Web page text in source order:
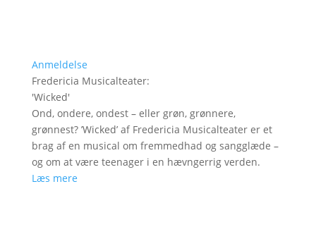
Anmeldelse
Fredericia Musicalteater:
'Wicked'
Ond, ondere, ondest – eller grøn, grønnere,
grønnest? ’Wicked’ af Fredericia Musicalteater er et
brag af en musical om fremmedhad og sangglæde –
og om at være teenager i en hævngerrig verden.
Læs mere